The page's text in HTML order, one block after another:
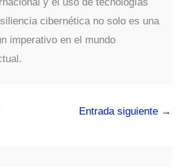
cibernética no solo es una
imperativo en el mundo
Entrada siguiente →